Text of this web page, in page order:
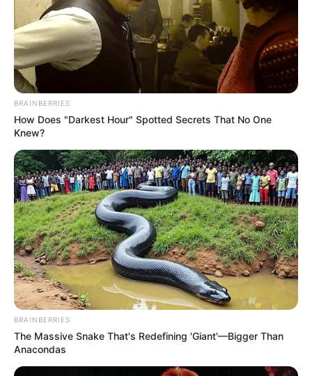
BRAINBERRIES
How Does "Darkest Hour" Spotted Secrets That No One
Knew?
BRAINBERRIES
The Massive Snake That's Redefining 'Giant'—Bigger Than
Anacondas